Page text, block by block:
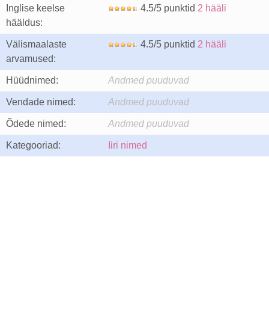
Inglise keelse
hääldus:
4.5/5 punktid 2 hääli
Välismaalaste
arvamused:
4.5/5 punktid 2 hääli
Hüüdnimed: Andmed puuduvad
Vendade nimed: Andmed puuduvad
Õdede nimed: Andmed puuduvad
Kategooriad: Iiri nimed